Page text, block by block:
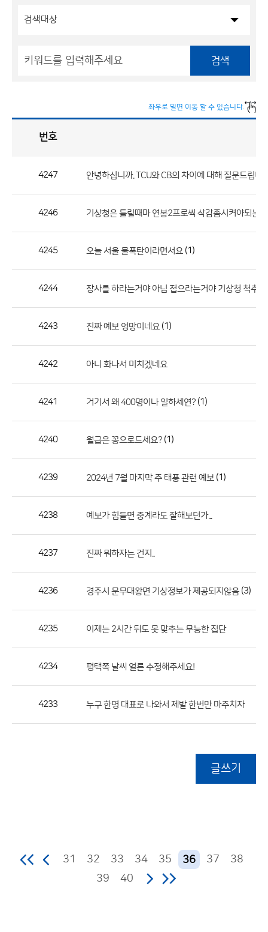
검색
좌우로 밀면 이동 할 수 있습니다.
론
호,
록
공
번호
4247 안녕하십니까. TCU와 CB의 차이에 대해 질문드립니
4246 기상청은 틀릴때마 연봉2프로씩 삭감좀시켜야되는
4245 오늘 서울 물폭탄이라면서요 (1)
4244 장사를 하라는거야 아님 접으라는거야 기상청 척추
4243 진짜 예보 엉망이네요 (1)
4242 아니 화나서 미치겠네요
4241 거기서 왜 400명이나 일하세연? (1)
4240 월급은 꽁으로드세요? (1)
4239 2024년 7월 마지막 주 태풍 관련 예보 (1)
4238 예보가 힘들면 중계라도 잘해보던가...
4237 진짜 뭐하자는 건지..
4236 경주시 문무대왕면 기상정보가 제공되지않음 (3)
4235 이제는 2시간 뒤도 못 맞추는 무능한 집단
4234 평택쪽 날씨 얼른 수정해주세요!
4233 누구 한명 대표로 나와서 제발 한번만 마주치자
글쓰기
31 32 33 34 35 36 37
38
39
40